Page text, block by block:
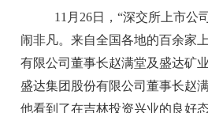
11月26日，“深交所上市公
闹非凡。来自全国各地的百余家
有限公司董事长赵满堂及盛达矿
盛达集团股份有限公司董事长赵
他看到了在吉林投资兴业的良好